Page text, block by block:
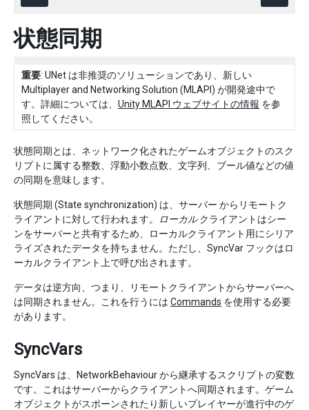
状態同期
重要: UNet は非推奨のソリューションであり、新しい
Multiplayer and Networking Solution (MLAPI) が開発途中で
す。詳細については、 Unity MLAPI ウェブサイトの情報 を参
照してください。
状態同期とは、ネットワーク化されたゲームオブジェクトのスク
リプトに属する整数、浮動小数点数、文字列、ブール値などの値
の同期を意味します。
状態同期 (State synchronization) は、サーバー からリモートク
ライアントに対して行われます。
ローカルクライアントはシー
ンをサーバーと共有するため、ローカルクライアント用にシリア
ライズされたデータを持ちません。ただし、SyncVar フックはロ
ーカルクライアント上で呼び出されます。
データは逆方向、つまり、リモートクライアントからサーバーへ
は同期されません。これを行うには Commands を使用する必要
があります。
SyncVars
SyncVars は、NetworkBehaviour から継承するスクリプトの変数
です。これはサーバーからクライアントへ同期されます。ゲーム
オブジェクトがスポーンされたり新しいプレイヤーが進行中のゲ